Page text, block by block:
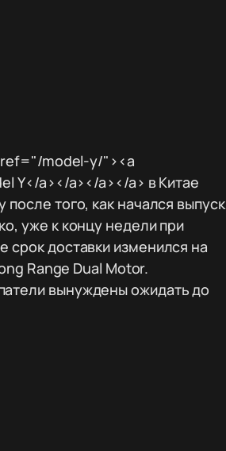
model-y/"><a
a></a></a></a> в Китае
того, как начался выпуск
уже к концу недели при
срок доставки изменился на
Range Dual Motor.
вынуждены ожидать до